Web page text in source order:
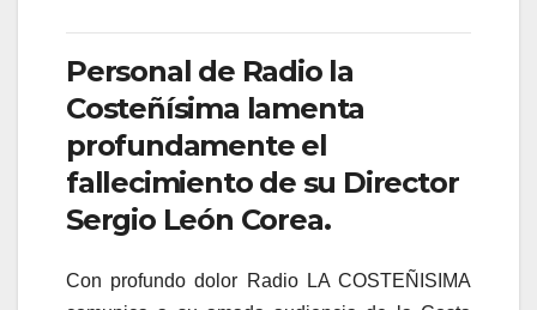
Personal de Radio la
Costeñísima lamenta
profundamente el
fallecimiento de su Director
Sergio León Corea.
Con profundo dolor Radio LA COSTEÑISIMA